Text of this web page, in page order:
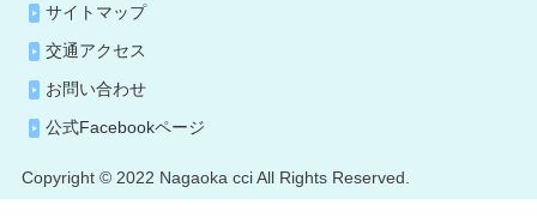
サイトマップ
交通アクセス
お問い合わせ
公式Facebookページ
Copyright © 2022 Nagaoka cci All Rights Reserved.